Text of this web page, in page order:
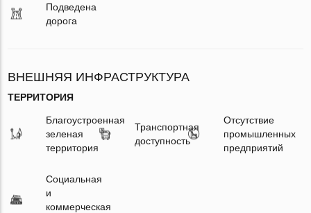
Подведена
дорога
ВНЕШНЯЯ ИНФРАСТРУКТУРА
ТЕРРИТОРИЯ
Благоустроенная
зеленая
территория
Транспортная
доступность
Отсутствие
промышленных
предприятий
Социальная
и
коммерческая